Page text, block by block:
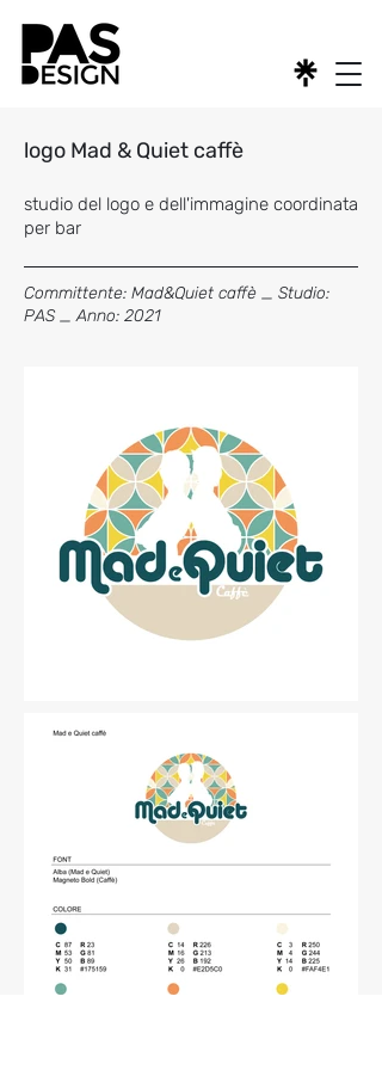
logo Mad & Quiet caffè
studio del logo e dell'immagine coordinata
per bar
Committente: Mad&Quiet caffè _ Studio:
PAS _ Anno: 2021